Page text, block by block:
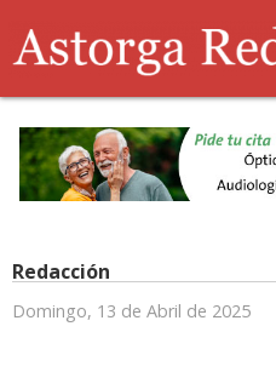
Redacción
Domingo, 13 de Abril de 2025